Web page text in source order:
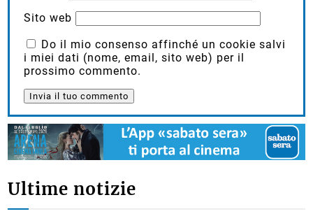
Sito web
Do il mio consenso affinché un cookie salvi
i miei dati (nome, email, sito web) per il
prossimo commento.
Ultime notizie